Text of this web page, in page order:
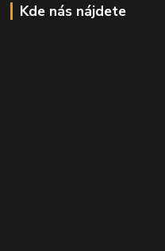
Kde nás nájdete